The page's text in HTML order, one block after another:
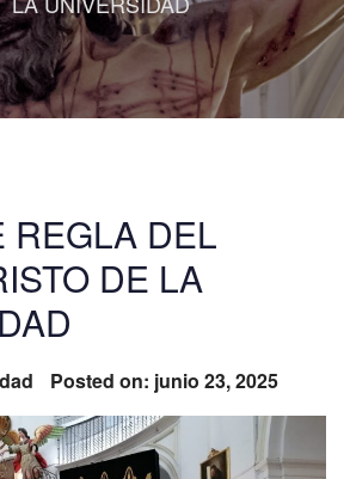
t
i
REGLA DEL
DE LA
Posted on: junio 23, 2025